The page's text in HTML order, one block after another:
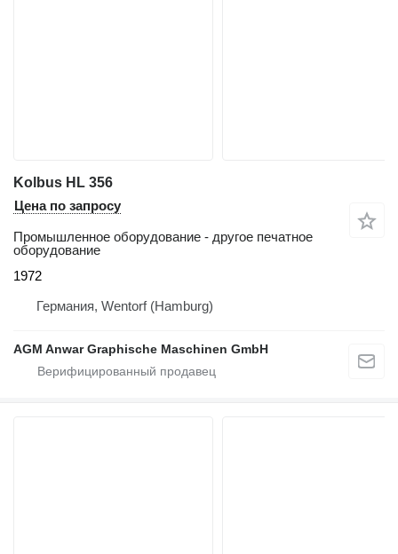
Kolbus HL 356
Цена по запросу
Промышленное оборудование - другое печатное
оборудование
1972
Германия, Wentorf (Hamburg)
AGM Anwar Graphische Maschinen GmbH